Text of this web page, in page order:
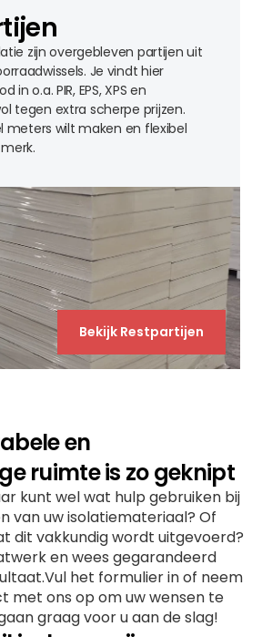
zijn overgebleven partijen uit
Je vindt hier
in o.a. PIR, EPS, XPS en
tegen extra scherpe prijzen.
meters wilt maken en flexibel
Bekijk Restpartijen
en
ruimte is zo geknipt
kunt wel wat hulp gebruiken bij
van uw isolatiemateriaal? Of
dit vakkundig wordt uitgevoerd?
en wees gegarandeerd
het formulier in of neem
met ons op om uw wensen te
graag voor u aan de slag!